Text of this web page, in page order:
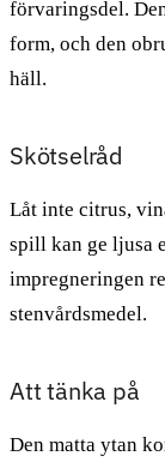
förvaringsdel.
form, och den
häll.
Skötselråd
Låt inte citrus,
spill kan ge ljusa
impregneringen
stenvårdsmedel.
Att tänka på
Den matta ytan